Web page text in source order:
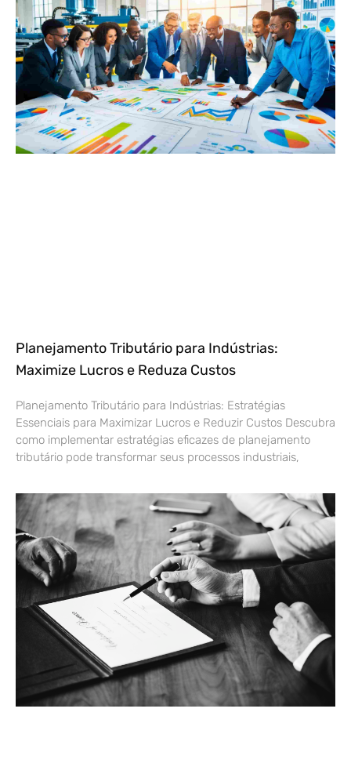
Planejamento Tributário para Indústrias:
Maximize Lucros e Reduza Custos
Planejamento Tributário para Indústrias: Estratégias
Essenciais para Maximizar Lucros e Reduzir Custos Descubra
como implementar estratégias eficazes de planejamento
tributário pode transformar seus processos industriais,